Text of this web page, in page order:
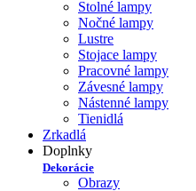
Stolné lampy
Nočné lampy
Lustre
Stojace lampy
Pracovné lampy
Závesné lampy
Nástenné lampy
Tienidlá
Zrkadlá
Doplnky
Dekorácie
Obrazy